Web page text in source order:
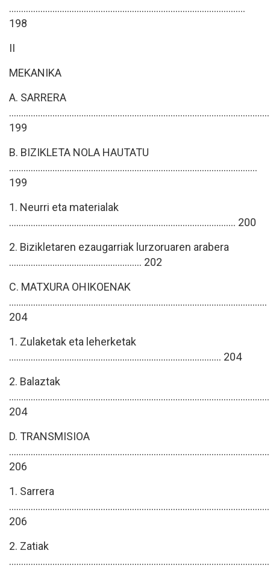
..................................................................................................
198
II
MEKANIKA
A. SARRERA
199
B. BIZIKLETA NOLA HAUTATU
.......................................................................................................
199
1. Neurri eta materialak
.............................................................................................. 200
2. Bizikletaren ezaugarriak lurzoruaren arabera
....................................................... 202
C. MATXURA OHIKOENAK
...........................................................................................................
204
1. Zulaketak eta leherketak
........................................................................................ 204
2. Balaztak
204
D. TRANSMISIOA
206
1. Sarrera
206
2. Zatiak